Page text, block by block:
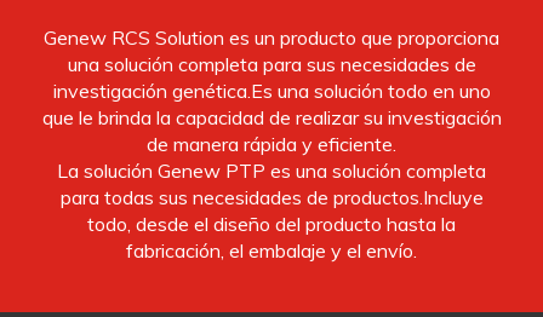
Genew RCS Solution es un producto que proporciona
una solución completa para sus necesidades de
investigación genética.Es una solución todo en uno
que le brinda la capacidad de realizar su investigación
de manera rápida y eficiente.
La solución Genew PTP es una solución completa
para todas sus necesidades de productos.Incluye
todo, desde el diseño del producto hasta la
fabricación, el embalaje y el envío.